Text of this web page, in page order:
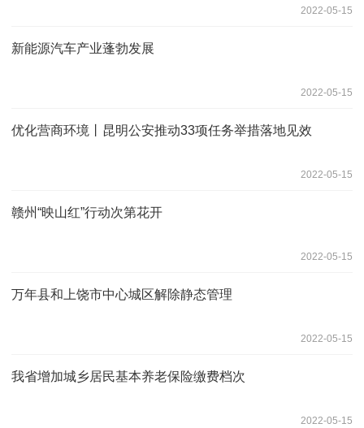
2022-05-15
新能源汽车产业蓬勃发展
2022-05-15
优化营商环境丨昆明公安推动33项任务举措落地见效
2022-05-15
赣州“映山红”行动次第花开
2022-05-15
万年县和上饶市中心城区解除静态管理
2022-05-15
我省增加城乡居民基本养老保险缴费档次
2022-05-15